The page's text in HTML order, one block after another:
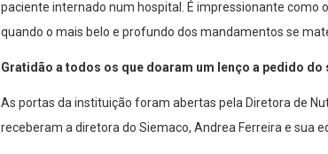
paciente internado num hospital. É impressionante como
quando o mais belo e profundo dos mandamentos se
Gratidão a todos os que doaram um lenço a pedido do
As portas da instituição foram abertas pela Diretora de
receberam a diretora do Siemaco, Andrea Ferreira e sua